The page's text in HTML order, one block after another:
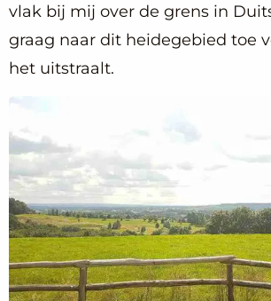
vlak bij mij over de grens in
graag naar dit heidegebied toe
het uitstraalt.